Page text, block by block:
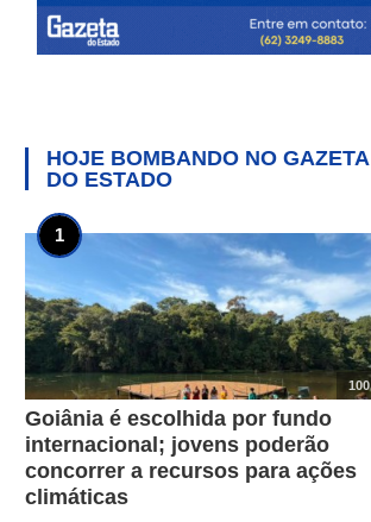
HOJE BOMBANDO NO GAZETA
DO ESTADO
100
Goiânia é escolhida por fundo
internacional; jovens poderão
concorrer a recursos para ações
climáticas